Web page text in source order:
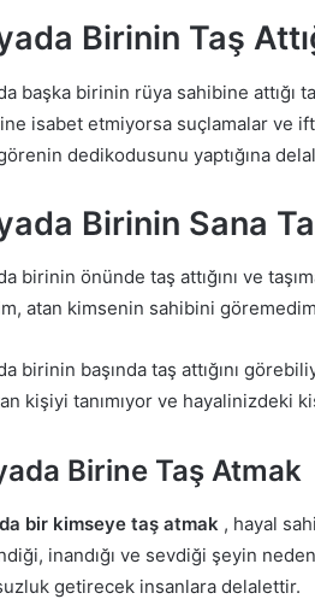
Birinin Taş
başka birinin rüya sahibine attığı
isabet etmiyorsa suçlamalar ve
dedikodusunu yaptığına
Birinin Sana
birinin önünde taş attığını ve
atan kimsenin sahibini
birinin başında taş attığını
kişiyi tanımıyor ve hayalinizdeki
Birine Taş Atmak
bir kimseye taş atmak , hayal
inandığı ve sevdiği şeyin
getirecek insanlara delalettir.